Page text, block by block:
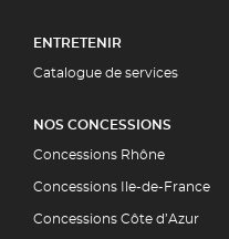
ENTRETENIR
Catalogue de services
NOS CONCESSIONS
Concessions Rhône
Concessions Ile-de-France
Concessions Côte d’Azur